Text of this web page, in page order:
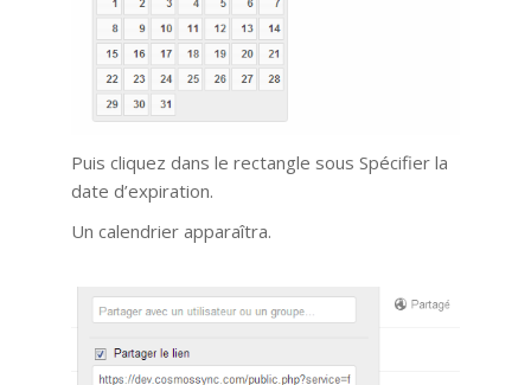
Puis cliquez dans le rectangle sous Spécifier la
date d’expiration.
Un calendrier apparaîtra.